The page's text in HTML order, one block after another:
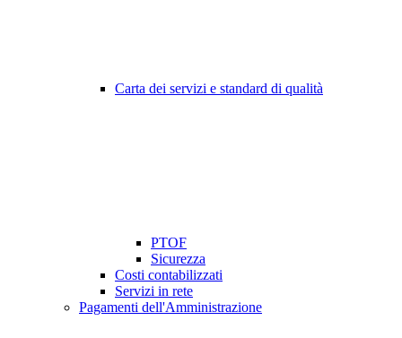
Carta dei servizi e standard di qualità
PTOF
Sicurezza
Costi contabilizzati
Servizi in rete
Pagamenti dell'Amministrazione